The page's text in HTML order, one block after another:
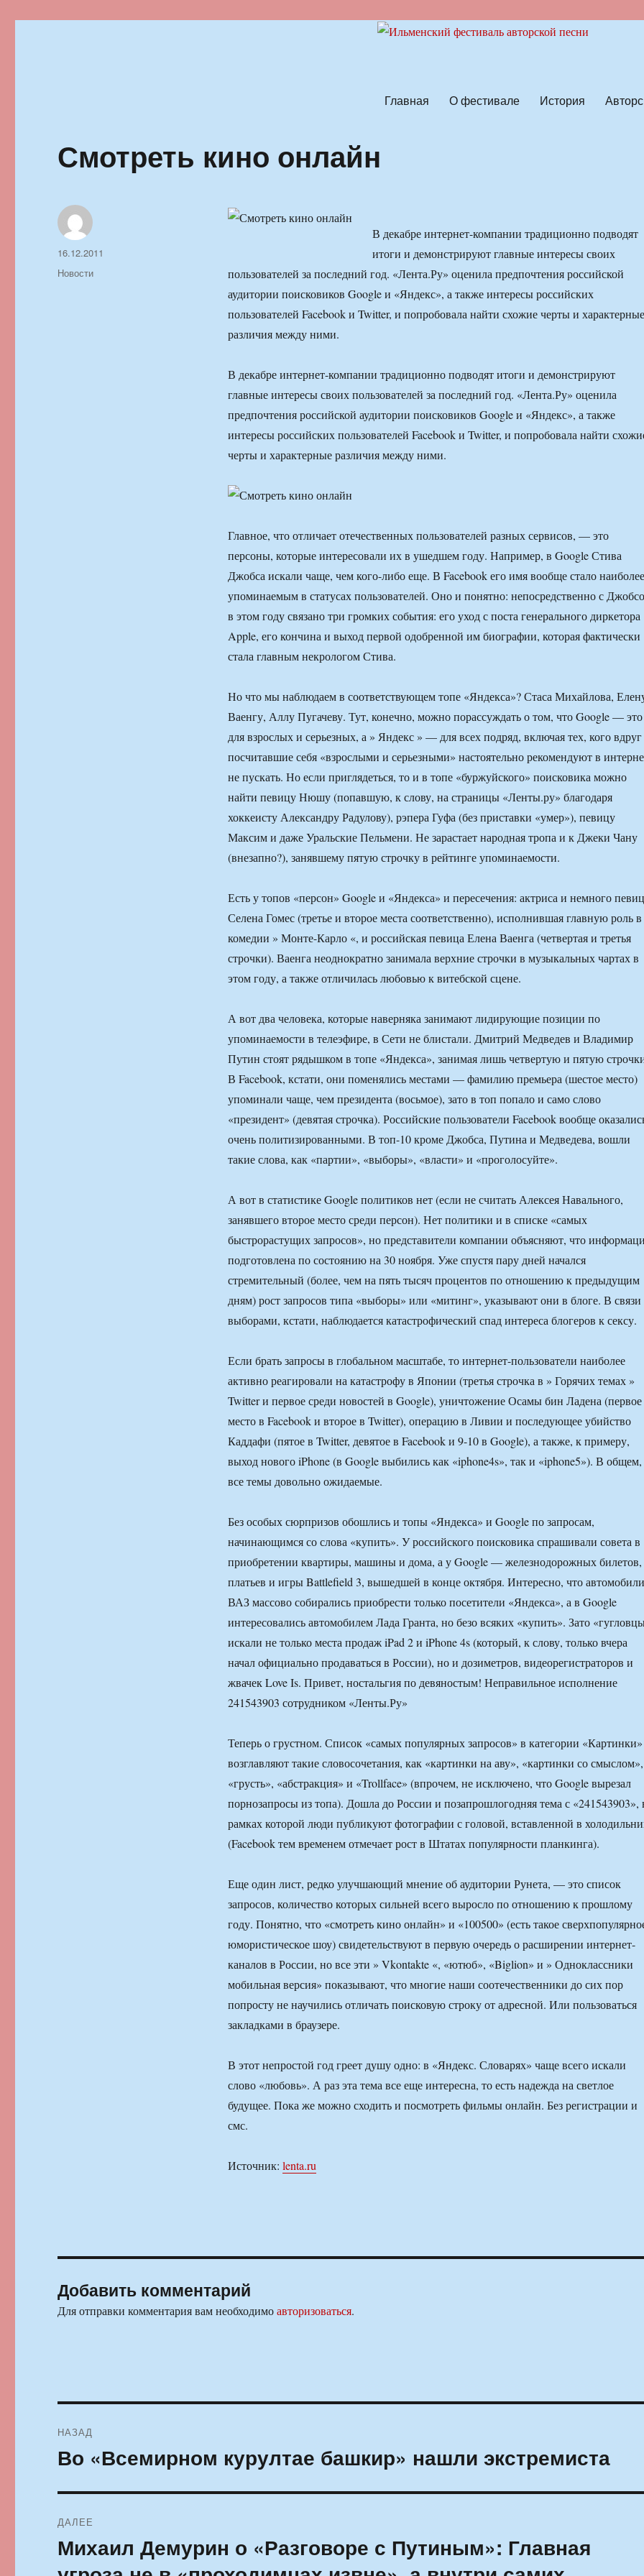
Главная О фестивале История
Смотреть кино онлайн
В декабре интернет-компании традиционно подводят
итоги и демонстрируют главные интересы своих
пользователей за последний год. «Лента.Ру» оценила предпочтения российской
аудитории поисковиков Google и «Яндекс», а также интересы российских
пользователей Facebook и Twitter, и попробовала найти схожие черты и характерные
различия между ними.
В декабре интернет-компании традиционно подводят итоги и демонстрируют
главные интересы своих пользователей за последний год. «Лента.Ру» оценила
предпочтения российской аудитории поисковиков Google и «Яндекс», а также
интересы российских пользователей Facebook и Twitter, и попробовала найти
черты и характерные различия между ними.
Главное, что отличает отечественных пользователей разных сервисов, — это
персоны, которые интересовали их в ушедшем году. Например, в Google Стива
Джобса искали чаще, чем кого-либо еще. В Facebook его имя вообще стало наиболее
упоминаемым в статусах пользователей. Оно и понятно: непосредственно с
в этом году связано три громких события: его уход с поста генерального диркетора
Apple, его кончина и выход первой одобренной им биографии, которая фактически
стала главным некрологом Стива.
Но что мы наблюдаем в соответствующем топе «Яндекса»? Стаса Михайлова,
Ваенгу, Аллу Пугачеву. Тут, конечно, можно порассуждать о том, что Google — это
для взрослых и серьезных, а » Яндекс » — для всех подряд, включая тех, кого вдруг
посчитавшие себя «взрослыми и серьезными» настоятельно рекомендуют в
не пускать. Но если приглядеться, то и в топе «буржуйского» поисковика можно
найти певицу Нюшу (попавшую, к слову, на страницы «Ленты.ру» благодаря
хоккеисту Александру Радулову), рэпера Гуфа (без приставки «умер»), певицу
Максим и даже Уральские Пельмени. Не зарастает народная тропа и к Джеки Чану
(внезапно?), занявшему пятую строчку в рейтинге упоминаемости.
Есть у топов «персон» Google и «Яндекса» и пересечения: актриса и немного
Селена Гомес (третье и второе места соответственно), исполнившая главную роль в
комедии » Монте-Карло «, и российская певица Елена Ваенга (четвертая и третья
строчки). Ваенга неоднократно занимала верхние строчки в музыкальных чартах в
этом году, а также отличилась любовью к витебской сцене.
А вот два человека, которые наверняка занимают лидирующие позиции по
упоминаемости в телеэфире, в Сети не блистали. Дмитрий Медведев и Владимир
Путин стоят рядышком в топе «Яндекса», занимая лишь четвертую и пятую
В Facebook, кстати, они поменялись местами — фамилию премьера (шестое место)
упоминали чаще, чем президента (восьмое), зато в топ попало и само слово
«президент» (девятая строчка). Российские пользователи Facebook вообще
очень политизированными. В топ-10 кроме Джобса, Путина и Медведева, вошли
такие слова, как «партии», «выборы», «власти» и «проголосуйте».
А вот в статистике Google политиков нет (если не считать Алексея Навального,
занявшего второе место среди персон). Нет политики и в списке «самых
быстрорастущих запросов», но представители компании объясняют, что
подготовлена по состоянию на 30 ноября. Уже спустя пару дней начался
стремительный (более, чем на пять тысяч процентов по отношению к предыдущим
дням) рост запросов типа «выборы» или «митинг», указывают они в блоге. В связи
выборами, кстати, наблюдается катастрофический спад интереса блогеров к сексу.
Если брать запросы в глобальном масштабе, то интернет-пользователи наиболее
активно реагировали на катастрофу в Японии (третья строчка в » Горячих темах »
Twitter и первое среди новостей в Google), уничтожение Осамы бин Ладена (первое
место в Facebook и второе в Twitter), операцию в Ливии и последующее убийство
Каддафи (пятое в Twitter, девятое в Facebook и 9-10 в Google), а также, к примеру,
выход нового iPhone (в Google выбились как «iphone4s», так и «iphone5»). В общем,
все темы довольно ожидаемые.
Без особых сюрпризов обошлись и топы «Яндекса» и Google по запросам,
начинающимся со слова «купить». У российского поисковика спрашивали совета в
приобретении квартиры, машины и дома, а у Google — железнодорожных билетов,
платьев и игры Battlefield 3, вышедшей в конце октября. Интересно, что автомобили
ВАЗ массово собирались приобрести только посетители «Яндекса», а в Google
интересовались автомобилем Лада Гранта, но безо всяких «купить». Зато
искали не только места продаж iPad 2 и iPhone 4s (который, к слову, только вчера
начал официально продаваться в России), но и дозиметров, видеорегистраторов и
жвачек Love Is. Привет, ностальгия по девяностым! Неправильное исполнение
241543903 сотрудником «Ленты.Ру»
Теперь о грустном. Список «самых популярных запросов» в категории «Картинки»
возглавляют такие словосочетания, как «картинки на аву», «картинки со смыслом»,
«грусть», «абстракция» и «Trollface» (впрочем, не исключено, что Google вырезал
порнозапросы из топа). Дошла до России и позапрошлогодняя тема с «241543903»,
рамках которой люди публикуют фотографии с головой, вставленной в
(Facebook тем временем отмечает рост в Штатах популярности планкинга).
Еще один лист, редко улучшающий мнение об аудитории Рунета, — это список
запросов, количество которых сильней всего выросло по отношению к прошлому
году. Понятно, что «смотреть кино онлайн» и «100500» (есть такое
юмористическое шоу) свидетельствуют в первую очередь о расширении интернет-
каналов в России, но все эти » Vkontakte «, «ютюб», «Biglion» и » Одноклассники
мобильная версия» показывают, что многие наши соотечественники до сих пор
попросту не научились отличать поисковую строку от адресной. Или пользоваться
закладками в браузере.
В этот непростой год греет душу одно: в «Яндекс. Словарях» чаще всего искали
слово «любовь». А раз эта тема все еще интересна, то есть надежда на светлое
будущее. Пока же можно сходить и посмотреть фильмы онлайн. Без регистрации и
смс.
Источник: lenta.ru
Автор
Опубликовано
16.12.2011
Рубрики
Новости
Добавить комментарий
Для отправки комментария вам необходимоавторизоваться.
по
НАЗАД
Предыдущая
Во «Всемирном курултае башкир» нашли экстремиста
ДАЛЕЕ
Следующая
Михаил Демурин о «Разговоре с Путиным»: Главная